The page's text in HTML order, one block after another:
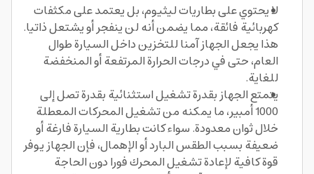
لا يحتوي على بطاريات ليثيوم، بل يعتمد على مكثفات
كهربائية فائقة، مما يضمن أنه لن ينفجر أو يشتعل ذاتيا.
هذا يجعل الجهاز آمنا للتخزين داخل السيارة طوال
العام، حتى في درجات الحرارة المرتفعة أو المنخفضة
للغاية.
يتمتع الجهاز بقدرة تشغيل استثنائية بقدرة تصل إلى
1000 أمبير، ما يمكنه من تشغيل المحركات المعطلة
خلال ثوان معدودة. سواء كانت بطارية السيارة فارغة أو
ضعيفة بسبب الطقس البارد أو الإهمال، فإن الجهاز يوفر
قوة كافية لإعادة تشغيل المحرك فورا دون الحاجة